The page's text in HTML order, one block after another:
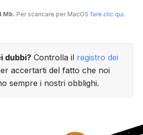
Mb. Per scaricare per MacOS fare clic qui.
dubbi? Controlla il registro dei
accertarti del fatto che noi
sempre i nostri obblighi.